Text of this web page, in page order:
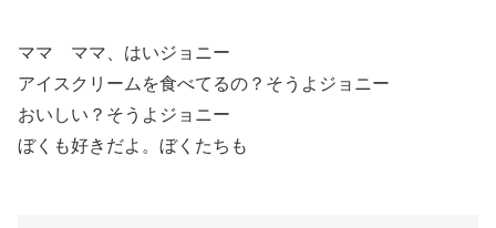
ママ ママ、はいジョニー
アイスクリームを食べてるの？そうよジョニー
おいしい？そうよジョニー
ぼくも好きだよ。ぼくたちも